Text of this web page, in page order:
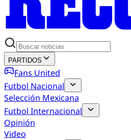
PARTIDOS
Fans United
Futbol Nacional
Selección Mexicana
Futbol Internacional
Opinión
Video